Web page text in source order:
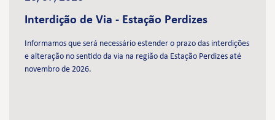
Interdição de Via - Estação Perdizes
Informamos que será necessário estender o prazo das interdições
e alteração no sentido da via na região da Estação Perdizes até
novembro de 2026.